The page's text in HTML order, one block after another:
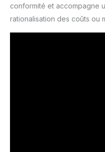
conformité et accompagne
rationalisation des coûts ou